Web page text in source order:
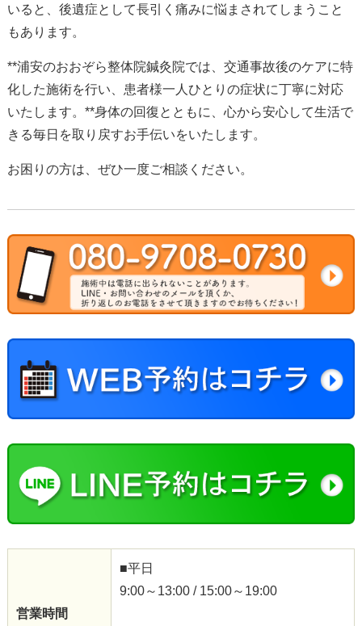
いると、後遺症として長引く痛みに悩まされてしまうこと
もあります。
**浦安のおおぞら整体院鍼灸院では、交通事故後のケアに特
化した施術を行い、患者様一人ひとりの症状に丁寧に対応
いたします。**身体の回復とともに、心から安心して生活で
きる毎日を取り戻すお手伝いをいたします。
お困りの方は、ぜひ一度ご相談ください。
営業時間
■平日
9:00～13:00 / 15:00～19:00